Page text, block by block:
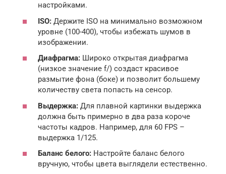
настройками.
ISO: Держите ISO на минимально возможном
уровне (100-400), чтобы избежать шумов в
изображении.
Диафрагма: Широко открытая диафрагма
(низкое значение f/) создаст красивое
размытие фона (боке) и позволит большему
количеству света попасть на сенсор.
Выдержка: Для плавной картинки выдержка
должна быть примерно в два раза короче
частоты кадров. Например, для 60 FPS –
выдержка 1/125.
Баланс белого: Настройте баланс белого
вручную, чтобы цвета выглядели естественно.